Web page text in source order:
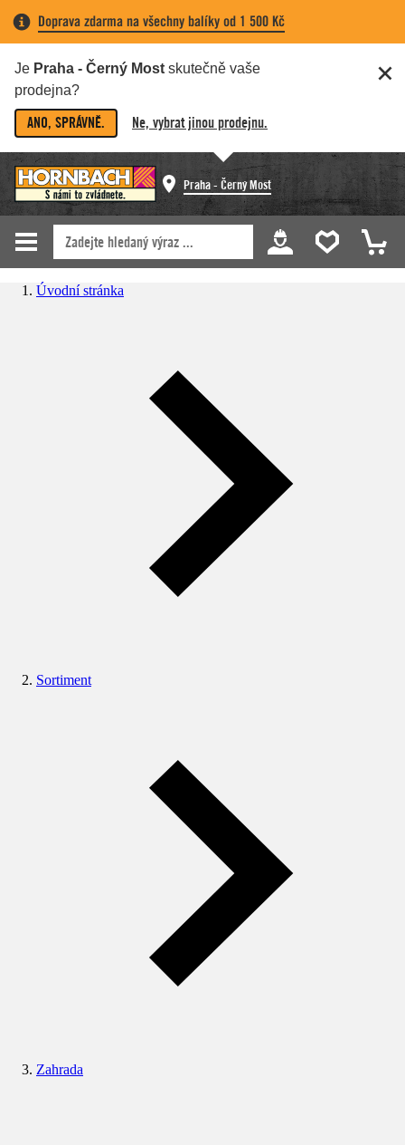
Doprava zdarma na všechny balíky od 1 500 Kč
Je Praha - Černý Most skutečně vaše
prodejna?
ANO, SPRÁVNĚ. Ne, vybrat jinou prodejnu.
Praha - Černý Most
Úvodní stránka
Sortiment
Zahrada